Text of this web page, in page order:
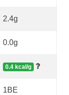
2.4g
0.0g
0.4 kcal/g
1BE